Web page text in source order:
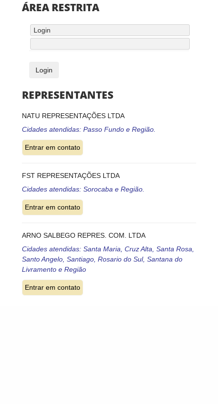
ÁREA RESTRITA
REPRESENTANTES
NATU REPRESENTAÇÕES LTDA
Cidades atendidas: Passo Fundo e Região.
FST REPRESENTAÇÕES LTDA
Cidades atendidas: Sorocaba e Região.
ARNO SALBEGO REPRES. COM. LTDA
Cidades atendidas: Santa Maria, Cruz Alta, Santa Rosa,
Santo Angelo, Santiago, Rosario do Sul, Santana do
Livramento e Região